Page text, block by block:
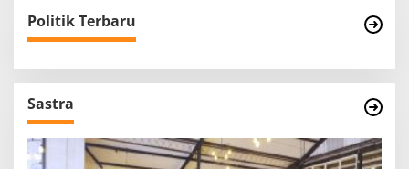
Politik Terbaru
Sastra